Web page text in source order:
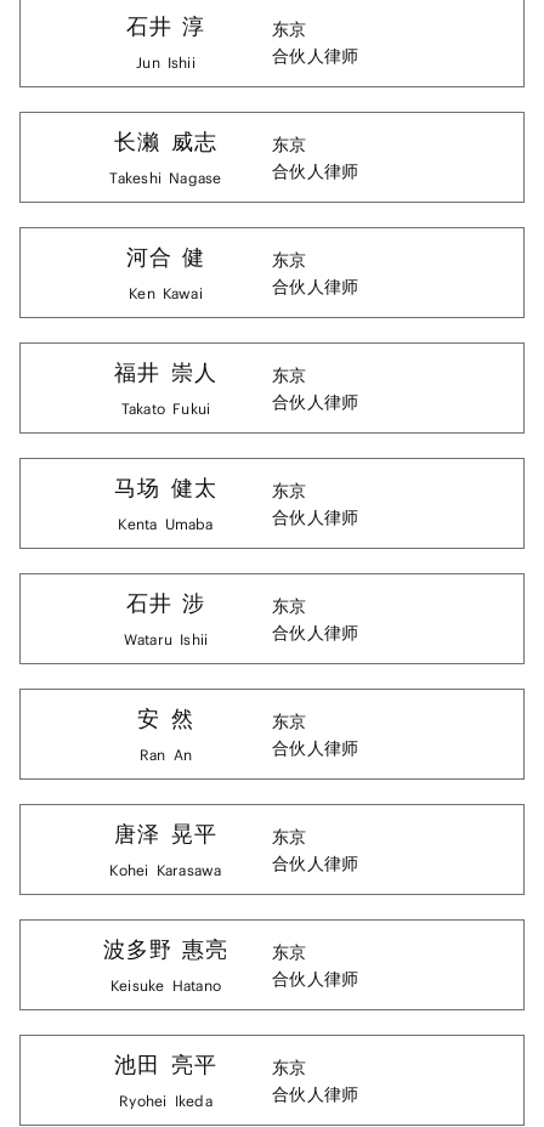
石井 淳
Jun Ishii
东京
合伙人律师
长濑 威志
Takeshi Nagase
东京
合伙人律师
河合 健
Ken Kawai
东京
合伙人律师
福井 崇人
Takato Fukui
东京
合伙人律师
马场 健太
Kenta Umaba
东京
合伙人律师
石井 涉
Wataru Ishii
东京
合伙人律师
安 然
Ran An
东京
合伙人律师
唐泽 晃平
Kohei Karasawa
东京
合伙人律师
波多野 惠亮
Keisuke Hatano
东京
合伙人律师
池田 亮平
Ryohei Ikeda
东京
合伙人律师